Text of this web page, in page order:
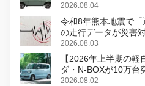
2026.08.04
令和8年熊本地震で
の走行データが災害
2026.08.03
【2026年上半期の
ダ・N-BOXが10万台
感
2026.08.02